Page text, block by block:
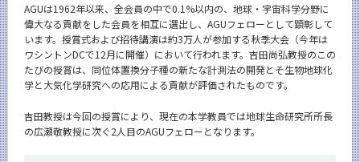
AGUは1962年以来、全会員の中で0.1%以内の、地球・宇宙科学分野に
偉大なる貢献をした会員を相互に選出し、AGUフェローとして顕彰して
います。授賞式および招待講演は約3万人が参加する秋季大会（今年は
ワシントンDCで12月に開催）において行われます。吉田尚弘教授のこの
たびの授賞は、同位体置換分子種の新たな計測法の開発とそ生物地球化
学と大気化学研究への応用による貢献が評価されたものです。
吉田教授は今回の授賞により、現在の本学教員では地球生命研究所所長
の広瀬敬教授に次ぐ2人目のAGUフェローとなります。
サイト構成
学内向け情報
系詳細情報
CLOSE